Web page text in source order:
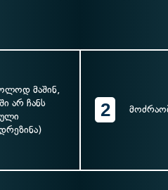
მაშინ,
არ ჩანს
2